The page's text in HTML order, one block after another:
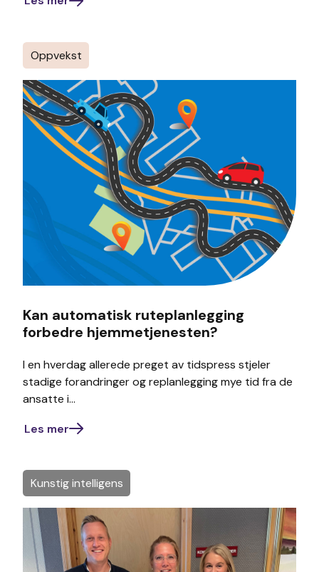
Oppvekst
Kunstig intelligens
Kan automatisk ruteplanlegging
forbedre hjemmetjenesten?
I en hverdag allerede preget av tidspress stjeler
stadige forandringer og replanlegging mye tid fra de
ansatte i...
Les mer